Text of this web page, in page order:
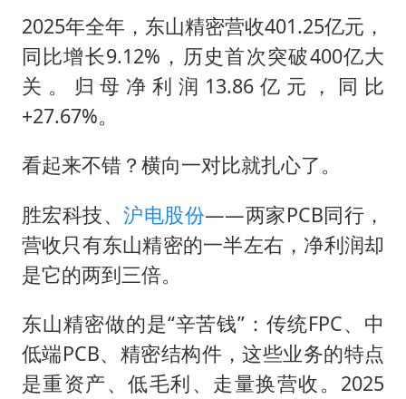
2025年全年，东山精密营收401.25亿元，
同比增长9.12%，历史首次突破400亿大
关。归母净利润13.86亿元，同比
+27.67%。
看起来不错？横向一对比就扎心了。
胜宏科技、沪电股份——两家PCB同行，
营收只有东山精密的一半左右，净利润却
是它的两到三倍。
东山精密做的是“辛苦钱”：传统FPC、中
低端PCB、精密结构件，这些业务的特点
是重资产、低毛利、走量换营收。2025